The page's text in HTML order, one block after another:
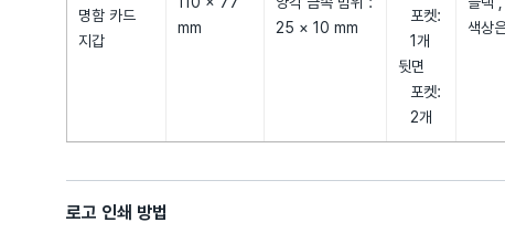
명함 카드
지갑
mm
25 × 10 mm
포켓:
1개
뒷면
포켓:
2개
색상
로고 인쇄 방법